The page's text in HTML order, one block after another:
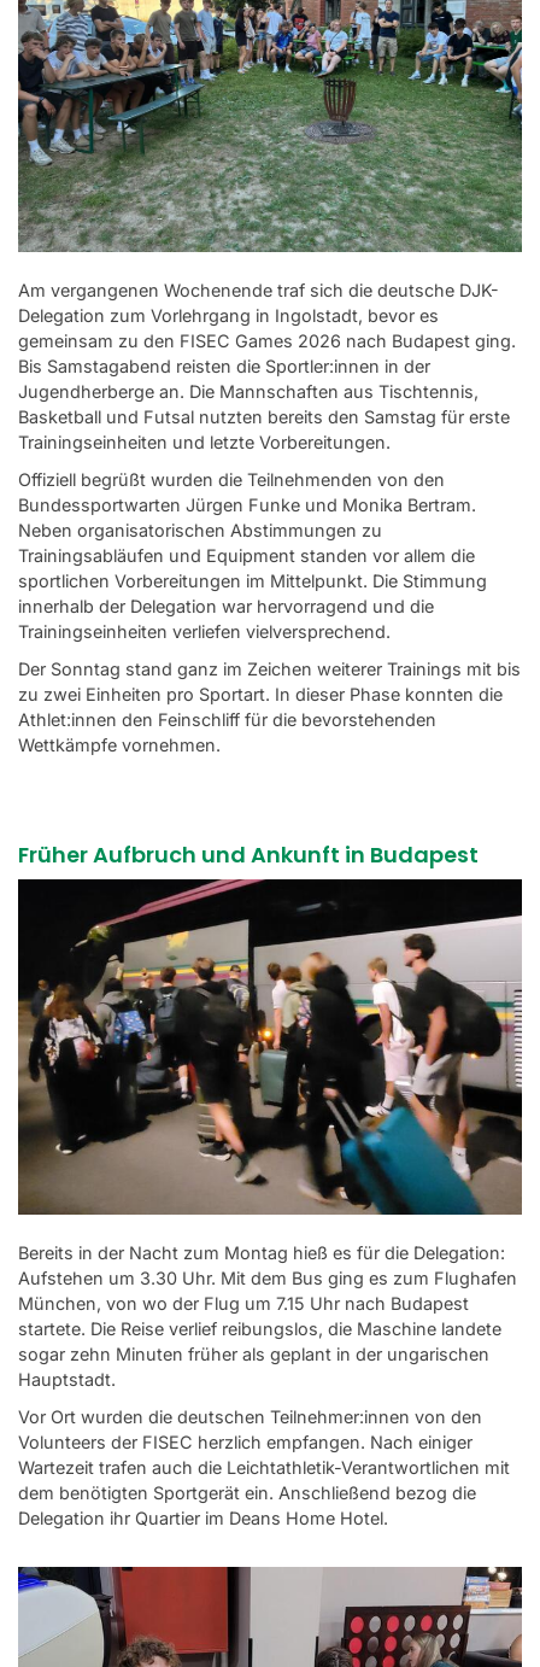
Am vergangenen Wochenende traf sich die deutsche DJK-
Delegation zum Vorlehrgang in Ingolstadt, bevor es
gemeinsam zu den FISEC Games 2026 nach Budapest ging.
Bis Samstagabend reisten die Sportler:innen in der
Jugendherberge an. Die Mannschaften aus Tischtennis,
Basketball und Futsal nutzten bereits den Samstag für erste
Trainingseinheiten und letzte Vorbereitungen.
Offiziell begrüßt wurden die Teilnehmenden von den
Bundessportwarten Jürgen Funke und Monika Bertram.
Neben organisatorischen Abstimmungen zu
Trainingsabläufen und Equipment standen vor allem die
sportlichen Vorbereitungen im Mittelpunkt. Die Stimmung
innerhalb der Delegation war hervorragend und die
Trainingseinheiten verliefen vielversprechend.
Der Sonntag stand ganz im Zeichen weiterer Trainings mit bis
zu zwei Einheiten pro Sportart. In dieser Phase konnten die
Athlet:innen den Feinschliff für die bevorstehenden
Wettkämpfe vornehmen.
Früher Aufbruch und Ankunft in Budapest
Bereits in der Nacht zum Montag hieß es für die Delegation:
Aufstehen um 3.30 Uhr. Mit dem Bus ging es zum Flughafen
München, von wo der Flug um 7.15 Uhr nach Budapest
startete. Die Reise verlief reibungslos, die Maschine landete
sogar zehn Minuten früher als geplant in der ungarischen
Hauptstadt.
Vor Ort wurden die deutschen Teilnehmer:innen von den
Volunteers der FISEC herzlich empfangen. Nach einiger
Wartezeit trafen auch die Leichtathletik-Verantwortlichen mit
dem benötigten Sportgerät ein. Anschließend bezog die
Delegation ihr Quartier im Deans Home Hotel.